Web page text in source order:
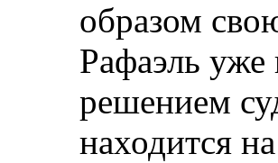
образом
Рафаэль
решением
находится